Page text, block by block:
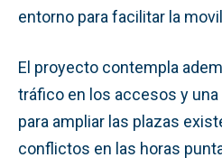
entorno para facilitar la
El proyecto contempla
tráfico en los accesos y
para ampliar las plazas
conflictos en las horas